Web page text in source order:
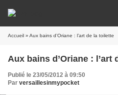
Accueil » Aux bains d’Oriane : l’art de la toilette
Aux bains d’Oriane : l’art
Publié le 23/05/2012 à 09:50
Par versaillesinmypocket